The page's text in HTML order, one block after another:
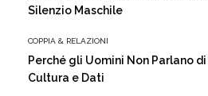
Silenzio Maschile
COPPIA & RELAZIONI
Perché gli Uomini Non Parlano
Cultura e Dati